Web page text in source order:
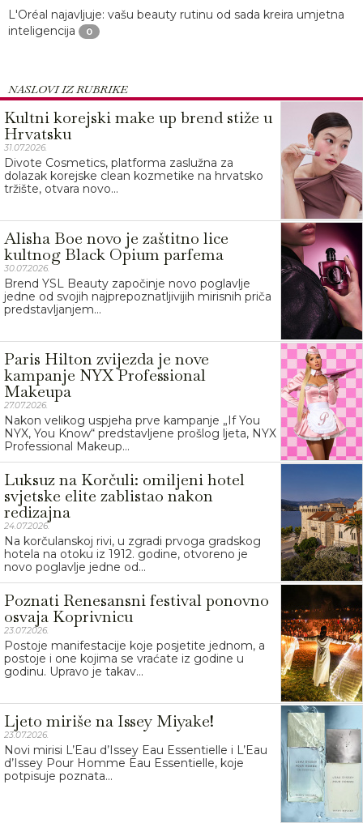
L'Oréal najavljuje: vašu beauty rutinu od sada kreira umjetna
inteligencija
0
NASLOVI IZ RUBRIKE
Kultni korejski make up brend stiže u
Hrvatsku
31.07.2026.
Divote Cosmetics, platforma zaslužna za
dolazak korejske clean kozmetike na hrvatsko
tržište, otvara novo...
Alisha Boe novo je zaštitno lice
kultnog Black Opium parfema
30.07.2026.
Brend YSL Beauty započinje novo poglavlje
jedne od svojih najprepoznatljivijih mirisnih priča
predstavljanjem...
Paris Hilton zvijezda je nove
kampanje NYX Professional
Makeupa
27.07.2026.
Nakon velikog uspjeha prve kampanje „If You
NYX, You Know“ predstavljene prošlog ljeta, NYX
Professional Makeup...
Luksuz na Korčuli: omiljeni hotel
svjetske elite zablistao nakon
redizajna
24.07.2026.
Na korčulanskoj rivi, u zgradi prvoga gradskog
hotela na otoku iz 1912. godine, otvoreno je
novo poglavlje jedne od...
Poznati Renesansni festival ponovno
osvaja Koprivnicu
23.07.2026.
Postoje manifestacije koje posjetite jednom, a
postoje i one kojima se vraćate iz godine u
godinu. Upravo je takav...
Ljeto miriše na Issey Miyake!
23.07.2026.
Novi mirisi L’Eau d’Issey Eau Essentielle i L’Eau
d’Issey Pour Homme Eau Essentielle, koje
potpisuje poznata...